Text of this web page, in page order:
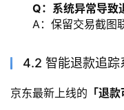
Q：系统异常导致
A：保留交易截图
4.2 智能退款追踪
京东最新上线的 「退